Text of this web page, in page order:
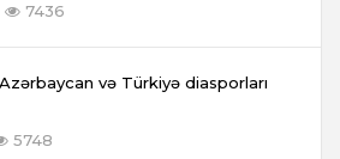
7436
və Türkiyə diasporları
5748